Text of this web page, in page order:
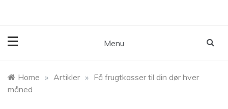
Menu
Home » Artikler » Få frugtkasser til din dør hver
måned